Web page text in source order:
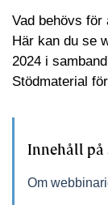
Vad behövs för
Här kan du se
2024 i
Stödmaterial
Innehåll på
Om